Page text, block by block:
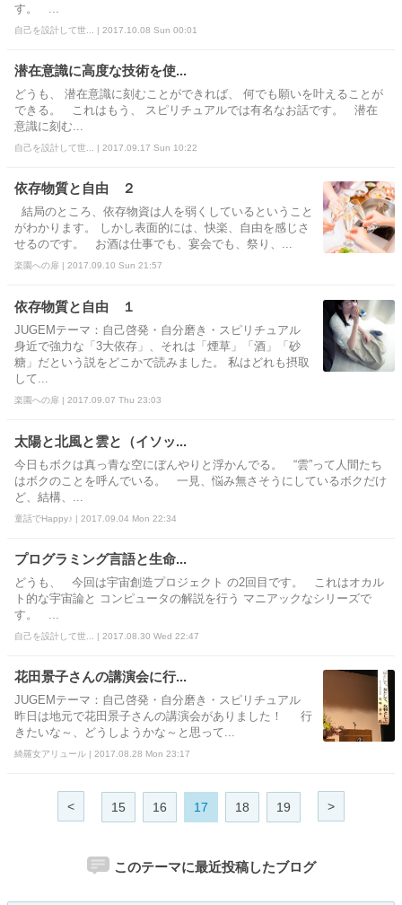
す。 ...
自己を設計して世... | 2017.10.08 Sun 00:01
潜在意識に高度な技術を使...
どうも、 潜在意識に刻むことができれば、 何でも願いを叶えることが
できる。 これはもう、 スピリチュアルでは有名なお話です。 潜在
意識に刻む...
自己を設計して世... | 2017.09.17 Sun 10:22
依存物質と自由 ２
結局のところ、依存物資は人を弱くしているということ
がわかります。 しかし表面的には、快楽、自由を感じさ
せるのです。 お酒は仕事でも、宴会でも、祭り、...
楽園への扉 | 2017.09.10 Sun 21:57
依存物質と自由 １
JUGEMテーマ：自己啓発・自分磨き・スピリチュアル
身近で強力な「3大依存」、それは「煙草」「酒」「砂
糖」だという説をどこかで読みました。 私はどれも摂取
して...
楽園への扉 | 2017.09.07 Thu 23:03
太陽と北風と雲と（イソッ...
今日もボクは真っ青な空にぼんやりと浮かんでる。 “雲”って人間たち
はボクのことを呼んでいる。 一見、悩み無さそうにしているボクだけ
ど、結構、...
童話でHappy♪ | 2017.09.04 Mon 22:34
プログラミング言語と生命...
どうも、 今回は宇宙創造プロジェクト の2回目です。 これはオカル
ト的な宇宙論と コンピュータの解説を行う マニアックなシリーズで
す。 ...
自己を設計して世... | 2017.08.30 Wed 22:47
花田景子さんの講演会に行...
JUGEMテーマ：自己啓発・自分磨き・スピリチュアル
昨日は地元で花田景子さんの講演会がありました！ 行
きたいな～、どうしようかな～と思って...
綺羅女アリュール | 2017.08.28 Mon 23:17
< 15 16 17 18 19 >
このテーマに最近投稿したブログ